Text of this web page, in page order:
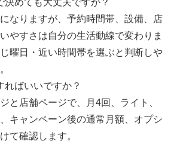
決めても大丈夫ですか？
なりますが、予約時間帯、設備、店
やすさは自分の生活動線で変わりま
曜日・近い時間帯を選ぶと判断しや
ればいいですか？
と店舗ページで、月4回、ライト、
キャンペーン後の通常月額、オプシ
て確認します。